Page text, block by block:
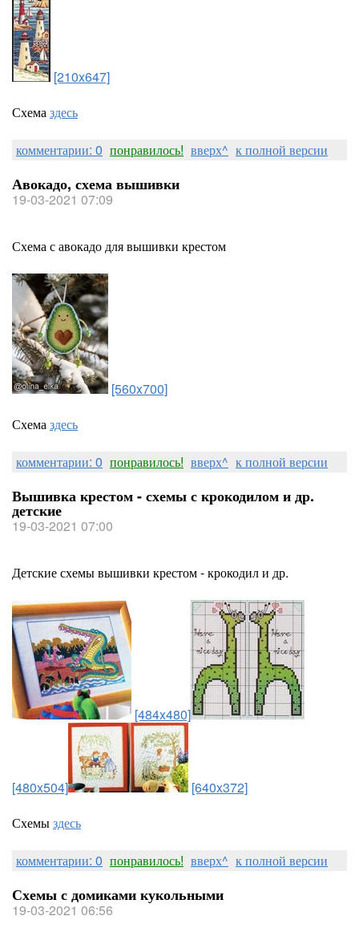
[210x647]
Схемаздесь
комментарии: 0 понравилось! вверх^ к полной версии
Авокадо, схема вышивки
19-03-2021 07:09
Схема с авокадо для вышивки крестом
[560x700]
Схемаздесь
комментарии: 0 понравилось! вверх^ к полной версии
Вышивка крестом - схемы с крокодилом и др.
детские
19-03-2021 07:00
Детские схемы вышивки крестом - крокодил и др.
[484x480]
[480x504]
[640x372]
Схемыздесь
комментарии: 0 понравилось! вверх^ к полной версии
Схемы с домиками кукольными
19-03-2021 06:56